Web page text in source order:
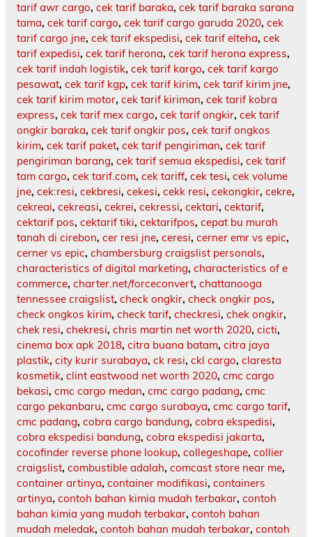
tarif awr cargo, cek tarif baraka, cek tarif baraka sarana
tama, cek tarif cargo, cek tarif cargo garuda 2020, cek
tarif cargo jne, cek tarif ekspedisi, cek tarif elteha, cek
tarif expedisi, cek tarif herona, cek tarif herona express,
cek tarif indah logistik, cek tarif kargo, cek tarif kargo
pesawat, cek tarif kgp, cek tarif kirim, cek tarif kirim jne,
cek tarif kirim motor, cek tarif kiriman, cek tarif kobra
express, cek tarif mex cargo, cek tarif ongkir, cek tarif
ongkir baraka, cek tarif ongkir pos, cek tarif ongkos
kirim, cek tarif paket, cek tarif pengiriman, cek tarif
pengiriman barang, cek tarif semua ekspedisi, cek tarif
tam cargo, cek tarif.com, cek tariff, cek tesi, cek volume
jne, cek:resi, cekbresi, cekesi, cekk resi, cekongkir, cekre,
cekreai, cekreasi, cekrei, cekressi, cektari, cektarif,
cektarif pos, cektarif tiki, cektarifpos, cepat bu murah
tanah di cirebon, cer resi jne, ceresi, cerner emr vs epic,
cerner vs epic, chambersburg craigslist personals,
characteristics of digital marketing, characteristics of e
commerce, charter.net/forceconvert, chattanooga
tennessee craigslist, check ongkir, check ongkir pos,
check ongkos kirim, check tarif, checkresi, chek ongkir,
chek resi, chekresi, chris martin net worth 2020, cicti,
cinema box apk 2018, citra buana batam, citra jaya
plastik, city kurir surabaya, ck resi, ckl cargo, claresta
kosmetik, clint eastwood net worth 2020, cmc cargo
bekasi, cmc cargo medan, cmc cargo padang, cmc
cargo pekanbaru, cmc cargo surabaya, cmc cargo tarif,
cmc padang, cobra cargo bandung, cobra ekspedisi,
cobra ekspedisi bandung, cobra ekspedisi jakarta,
cocofinder reverse phone lookup, collegeshape, collier
craigslist, combustible adalah, comcast store near me,
container artinya, container modifikasi, containers
artinya, contoh bahan kimia mudah terbakar, contoh
bahan kimia yang mudah terbakar, contoh bahan
mudah meledak, contoh bahan mudah terbakar, contoh